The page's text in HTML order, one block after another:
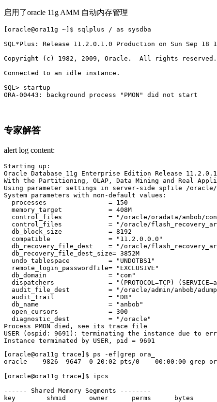
启用了oracle 11g AMM 自动内存管理
[oracle@ora11g ~]$ sqlplus / as sysdba
SQL*Plus: Release 11.2.0.1.0 Production on Sun Sep 18
Copyright (c) 1982, 2009, Oracle.  All rights reserved.
Connected to an idle instance.
SQL> startup
ORA-00443: background process "PMON" did not start
专家解答
alert log content:
Starting up:
Oracle Database 11g Enterprise Edition Release
With the Partitioning, OLAP, Data Mining and Real
Using parameter settings in server-side spfile /
System parameters with non-default values:
processes                = 150
memory_target            = 408M
control_files            = "/oracle/oradata/anbob/
control_files            = "/oracle/
db_block_size            = 8192
compatible               = "11.2.0.0.0"
db_recovery_file_dest    = "/oracle/
db_recovery_file_dest_size= 3852M
undo_tablespace          = "UNDOTBS1"
remote_login_passwordfile= "EXCLUSIVE"
db_domain                = "com"
dispatchers              = "(PROTOCOL=TCP)
audit_file_dest          = "/oracle/admin/anbob/
audit_trail              = "DB"
db_name                  = "anbob"
open_cursors             = 300
diagnostic_dest          = "/oracle"
Process PMON died, see its trace file
USER (ospid: 9691): terminating the instance due to
Instance terminated by USER, pid = 9691
[oracle@ora11g trace]$ ps -ef|grep ora_
oracle    9826  9647  0 20:02 pts/0    00:00:00 grep
[oracle@ora11g trace]$ ipcs
------ Shared Memory Segments --------
key        shmid      owner      perms